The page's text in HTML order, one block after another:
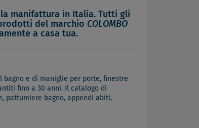
manifattura in Italia. Tutti gli
del marchio COLOMBO
a casa tua.
e di maniglie per porte, finestre
fino a 30 anni. Il catalogo di
pattumiere bagno, appendi abiti,